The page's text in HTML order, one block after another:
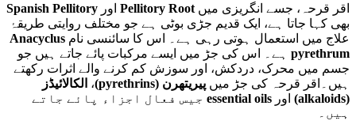
اقر قرحہ، جسے انگریزی میں Pellitory Root اور Spanish Pellitory
بھی کہا جاتا ہے، ایک قدیم جڑی بوٹی ہے جو مختلف روایتی طریقۂ
علاج میں استعمال ہوتی رہی ہے۔ اس کا سائنسی نام Anacyclus
pyrethrum ہے۔ اس کی جڑ میں ایسے مرکبات پائے جاتے ہیں جو
جسم میں محرک، دردکش، اور سوزش کم کرنے والے اثرات رکھتے
ہیں۔اقر قرحہ کی جڑ میں پیریتھرن (pyrethrins) ، الکالائیڈز
(alkaloids)
اور essential oils جیس فعال اجزاء پائے جاتے
ہیں۔